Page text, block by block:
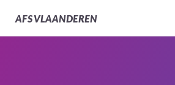
AFSVLAANDEREN